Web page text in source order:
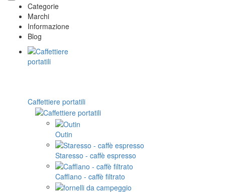
Categorie
Marchi
Informazione
Blog
Caffettiere portatili
Outin
Staresso - caffè espresso
Cafflano - caffè filtrato